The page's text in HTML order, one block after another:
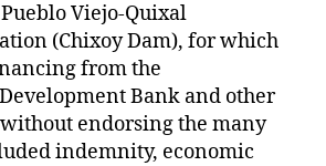
Viejo-Quixal
(Chixoy Dam), for which
from the
Bank and other
endorsing the many
indemnity, economic